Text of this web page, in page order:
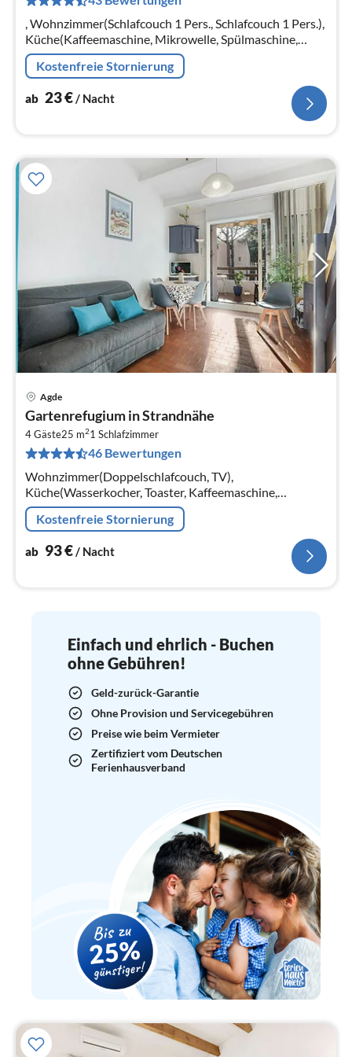
, Wohnzimmer(Schlafcouch 1 Pers., Schlafcouch 1 Pers.),
Küche(Kaffeemaschine, Mikrowelle, Spülmaschine,
Kühlschrank, Tiefkühlschrank, ),
Schlafzimmer(Einzelbett, Einzelbett)
Kostenfreie Stornierung
ab 23€/ Nacht
Agde
Gartenrefugium in Strandnähe
4 Gäste25 m21 Schlafzimmer
46 Bewertungen
Wohnzimmer(Doppelschlafcouch, TV),
Küche(Wasserkocher, Toaster, Kaffeemaschine,
Mikrowelle, Spülmaschine, Kühlschrank, ),
Schlafzimmer(Doppelbett), Badezimmer(Badewanne)
Kostenfreie Stornierung
ab 93€/ Nacht
Einfach und ehrlich - Buchen
ohne Gebühren!
Geld-zurück-Garantie
Ohne Provision und Servicegebühren
Preise wie beim Vermieter
Zertifiziert vom Deutschen
Ferienhausverband